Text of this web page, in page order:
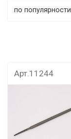
по популярности
Арт.11244